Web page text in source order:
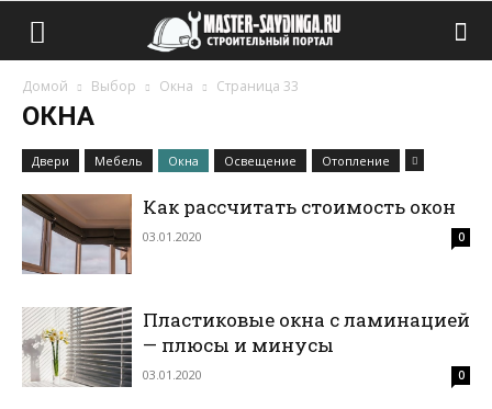
Домой Выбор Окна Страница 33
ОКНА
Двери Мебель Окна Освещение Отопление
Как рассчитать стоимость окон
03.01.2020 0
Пластиковые окна с ламинацией
— плюсы и минусы
03.01.2020 0